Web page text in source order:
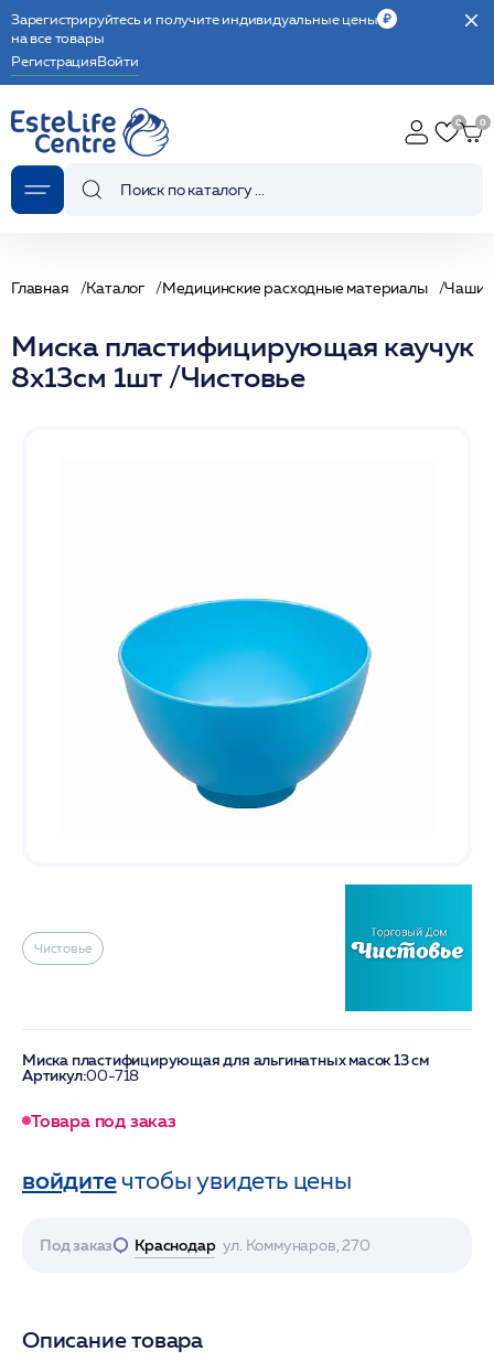
Зарегистрируйтесь и получите индивидуальные цены
на все товары
РегистрацияВойти
Главная Каталог Медицинские расходные материалы Чаши
Миска пластифицирующая каучук
8х13см 1шт /Чистовье
Чистовье
Миска пластифицирующая для альгинатных масок 13 см
Артикул:00-718
Товара под заказ
войдитечтобы увидеть цены
Под заказ Краснодар ул. Коммунаров, 270
Описание товара